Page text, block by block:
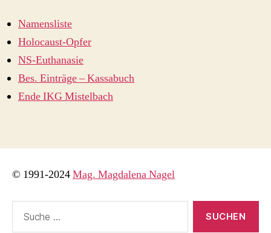
Namensliste
Holocaust-Opfer
NS-Euthanasie
Bes. Einträge – Kassabuch
Ende IKG Mistelbach
© 1991-2024Mag. Magdalena Nagel
nach: